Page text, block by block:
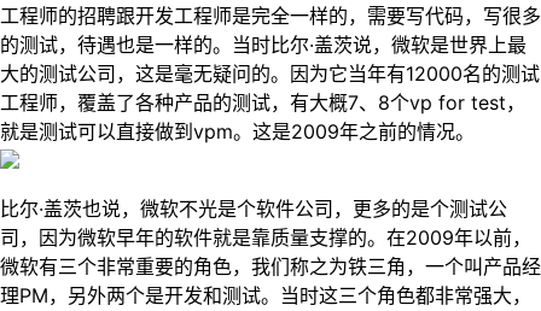
工程师的招聘跟开发工程师是完全一样的，需要写代码，写很多
的测试，待遇也是一样的。当时比尔·盖茨说，微软是世界上最
大的测试公司，这是毫无疑问的。因为它当年有12000名的测试
工程师，覆盖了各种产品的测试，有大概7、8个vp for test，
就是测试可以直接做到vpm。这是2009年之前的情况。
比尔·盖茨也说，微软不光是个软件公司，更多的是个测试公
司，因为微软早年的软件就是靠质量支撑的。在2009年以前，
微软有三个非常重要的角色，我们称之为铁三角，一个叫产品经
理PM，另外两个是开发和测试。当时这三个角色都非常强大，